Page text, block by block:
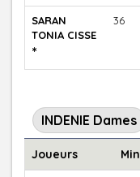
SARAN
TONIA CISSE
*
36
INDENIE Dames
Joueurs Min